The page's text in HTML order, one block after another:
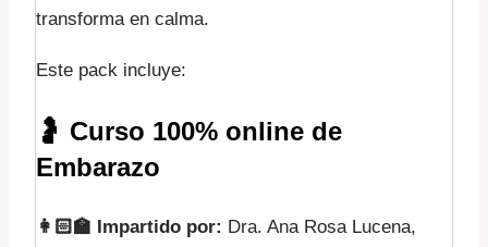
transforma en calma.
Este pack incluye:
🤰 Curso 100% online de
Embarazo
👩🏻‍🏫 Impartido por: Dra. Ana Rosa Lucena,